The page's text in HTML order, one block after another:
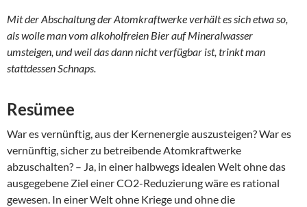
Mit der Abschaltung der Atomkraftwerke verhält es sich etwa so,
als wolle man vom alkoholfreien Bier auf Mineralwasser
umsteigen, und weil das dann nicht verfügbar ist, trinkt man
stattdessen Schnaps.
Resümee
War es vernünftig, aus der Kernenergie auszusteigen? War es
vernünftig, sicher zu betreibende Atomkraftwerke
abzuschalten? – Ja, in einer halbwegs idealen Welt ohne das
ausgegebene Ziel einer CO2-Reduzierung wäre es rational
gewesen. In einer Welt ohne Kriege und ohne die